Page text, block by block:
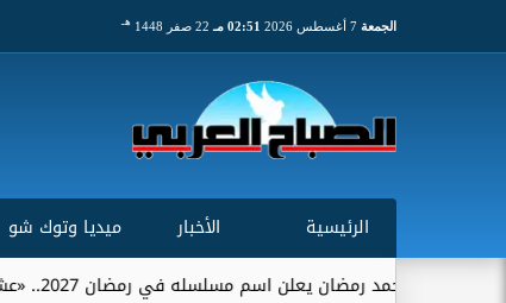
الجمعة 02:51 مـ 22 صفر 1448 هـ
الرئيسية الأخبار ميديا وتوك شو
رمضان يعلن اسم مسلسله في رمضان 2027.. «عشماوي» يجمعه ببيتر ميمي